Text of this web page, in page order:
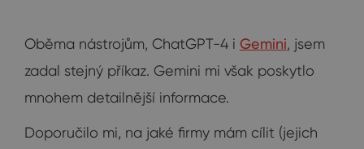
Oběma nástrojům, ChatGPT-4 i Gemini, jsem
zadal stejný příkaz. Gemini mi však poskytlo
mnohem detailnější informace.
Doporučilo mi, na jaké firmy mám cílit (jejich